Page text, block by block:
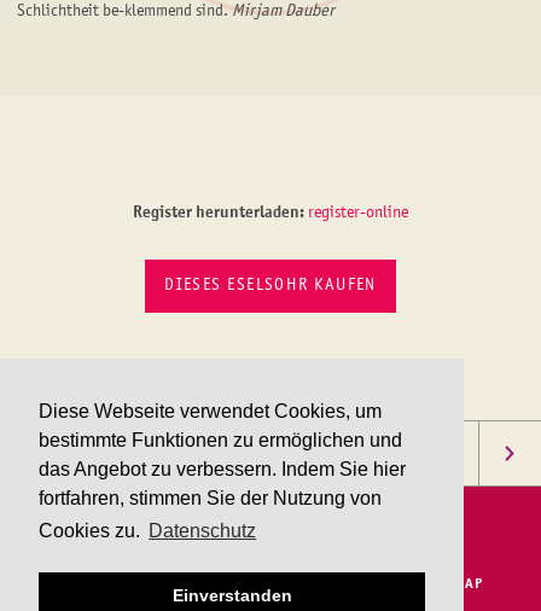
Diese Webseite verwendet Cookies, um
bestimmte Funktionen zu ermöglichen und
das Angebot zu verbessern. Indem Sie hier
fortfahren, stimmen Sie der Nutzung von
Cookies zu. Datenschutz
Einverstanden
Schlichtheit be-klemmend sind.Mirjam Dauber
Register herunterladen: register-online
DIESES ESELSOHR KAUFEN
KONTAKT
SITEMAP